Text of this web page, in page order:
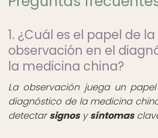
1. ¿Cuál es el papel de la
observación en el
la medicina china?
La observación juega un
diagnóstico de la medicina
detectarsignosysíntomas